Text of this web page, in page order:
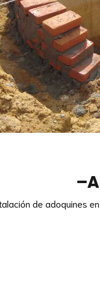
–
de adoquines